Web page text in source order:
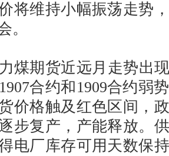
将维持小幅振荡走势
。
期货近远月走势出现
合约和1909合约弱
价格触及红色区间，
步复产，产能释放。
电厂库存可用天数保